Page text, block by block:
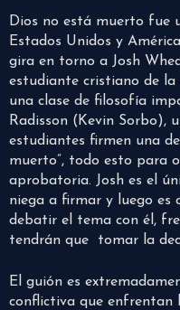
Dios no está muerto fue
Estados Unidos y
gira en torno a Josh
estudiante cristiano de la
una clase de filosofía
Radisson (Kevin Sorbo),
estudiantes firmen una
muerto”, todo esto para
aprobatoria. Josh es el
niega a firmar y luego es
debatir el tema con él,
tendrán que tomar la
El guión es
conflictiva que enfrentan